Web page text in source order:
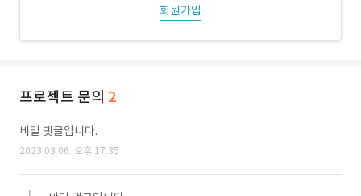
회원가입
프로젝트 문의 2
비밀 댓글입니다.
2023.03.06. 오후 17:35